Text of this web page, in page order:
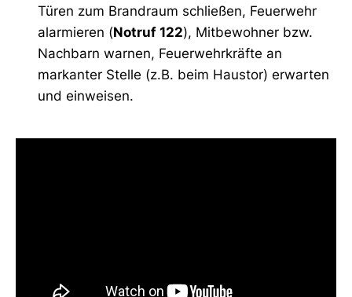
Türen zum Brandraum schließen, Feuerwehr
alarmieren (Notruf 122), Mitbewohner bzw.
Nachbarn warnen, Feuerwehrkräfte an
markanter Stelle (z.B. beim Haustor) erwarten
und einweisen.